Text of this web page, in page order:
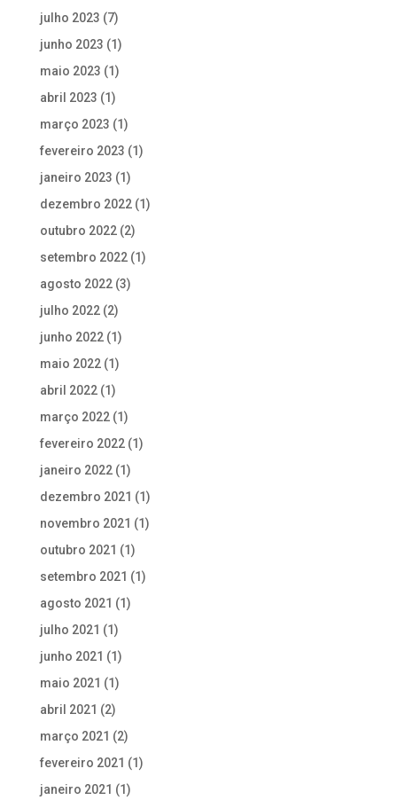
julho 2023 (7)
junho 2023 (1)
maio 2023 (1)
abril 2023 (1)
março 2023 (1)
fevereiro 2023 (1)
janeiro 2023 (1)
dezembro 2022(1)
outubro 2022(2)
setembro 2022(1)
agosto 2022(3)
julho 2022(2)
junho 2022(1)
maio 2022(1)
abril 2022(1)
março 2022(1)
fevereiro 2022(1)
janeiro 2022(1)
dezembro 2021 (1)
novembro 2021 (1)
outubro 2021 (1)
setembro 2021 (1)
agosto 2021 (1)
julho 2021 (1)
junho 2021 (1)
maio 2021 (1)
abril 2021 (2)
março 2021 (2)
fevereiro 2021 (1)
janeiro 2021 (1)